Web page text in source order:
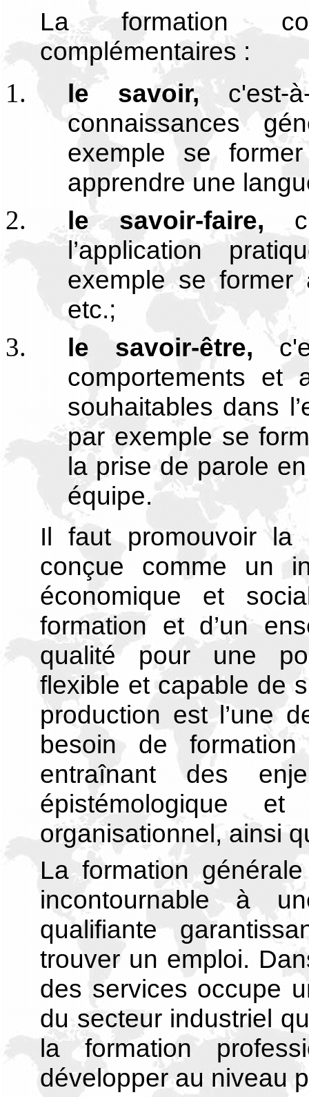
La formation
complémentaires :
le savoir,
connaissances
exemple se
apprendre une
le savoir-faire,
l’application
exemple se former
etc.;
le savoir-être,
comportements et
souhaitables dans
par exemple se
la prise de parole
équipe.
Il faut promouvoir la
conçue comme un
économique et
formation et d’un
qualité pour une
flexible et capable de
production est l’une
besoin de
entraînant des
épistémologique
organisationnel, ainsi
La formation
incontournable à
qualifiante
trouver un emploi.
des services occupe
du secteur industriel
la formation
développer au niveau